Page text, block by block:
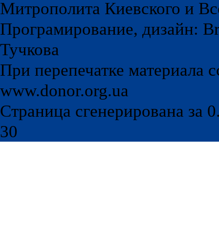
Митрополита Киевского и
Програмирование, дизайн:
Тучкова
При перепечатке материала
www.donor.org.ua
Страница сгенерирована за
30